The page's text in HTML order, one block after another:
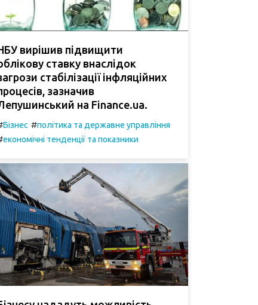
вирішив підвищити
ставку внаслідок
стабілізації інфляційних
зазначив
на Finance.ua.
Бізнес #політика та державне управління
економічні тенденції та показники